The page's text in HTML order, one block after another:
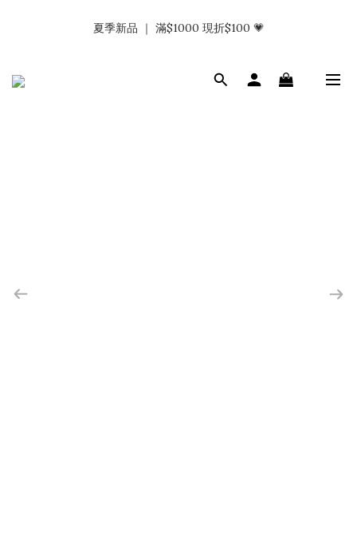
金.ᐟ.ᐟ
夏季新品 ｜ 滿$1000 現折$100 💗
𝗡𝗮𝗯_𝗚𝗶𝗿𝗹𝘀大量募集中｜於社群分享標記回傳 找小編領取購物